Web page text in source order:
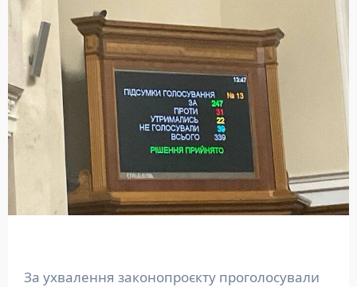
За ухвалення законопроєкту проголосували